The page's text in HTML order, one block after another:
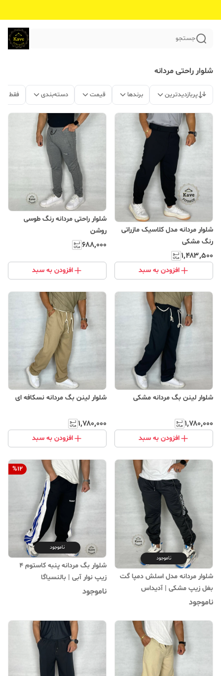
جستجو
شلوار راحتی مردانه
پربازدیدترین برندها قیمت دسته‌بندی فقط
شلوار مردانه مدل کلاسیک مازراتی
رنگ مشکی
۱٬۴۸۳٬۵۰۰
افزودن به سبد
شلوار راحتی مردانه رنگ طوسی
روشن
۶۸۸٬۰۰۰
افزودن به سبد
شلوار لینن بگ مردانه مشکی
۱٬۷۸۰٬۰۰۰
افزودن به سبد
شلوار لینن بگ مردانه نسکافه ای
۱٬۷۸۰٬۰۰۰
افزودن به سبد
ناموجود
شلوار مردانه مدل اسلش دمپا گت
بغل زیپ مشکی | آدیداس
ناموجود
%12
ناموجود
شلوار بگ مردانه پنبه کاستوم ۴
زیپ نوار آبی | بالنسیاگا
ناموجود